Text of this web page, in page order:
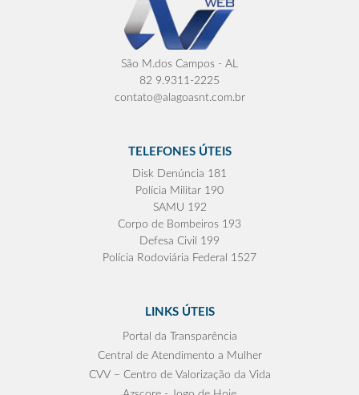
São M.dos Campos - AL
82 9.9311-2225
contato@alagoasnt.com.br
TELEFONES ÚTEIS
Disk Denúncia 181
Polícia Militar 190
SAMU 192
Corpo de Bombeiros 193
Defesa Civil 199
Polícia Rodoviária Federal 1527
LINKS ÚTEIS
Portal da Transparência
Central de Atendimento a Mulher
CVV – Centro de Valorização da Vida